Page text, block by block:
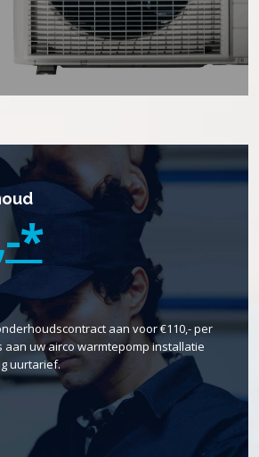
*
aan voor €110,- per
uw airco warmtepomp installatie
uurtarief.